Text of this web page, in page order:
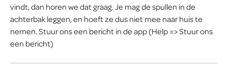
vindt, dan horen we dat graag. Je mag de spullen in de
achterbak leggen, en hoeft ze dus niet mee naar huis te
nemen. Stuur ons een bericht in de app (Help => Stuur ons
een bericht)